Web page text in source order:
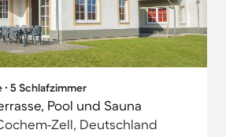
∙ 5 Schlafzimmer
Pool und Sauna
Zell, Deutschland